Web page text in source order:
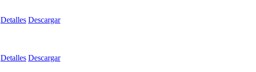
Detalles Descargar
Detalles Descargar